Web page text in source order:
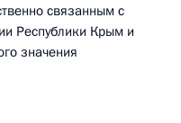
связанным с
Республики Крым и
значения